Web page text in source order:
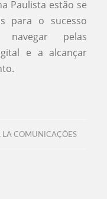
Paulista estão se
para o sucesso
navegar pelas
e a alcançar
LA COMUNICAÇÕES